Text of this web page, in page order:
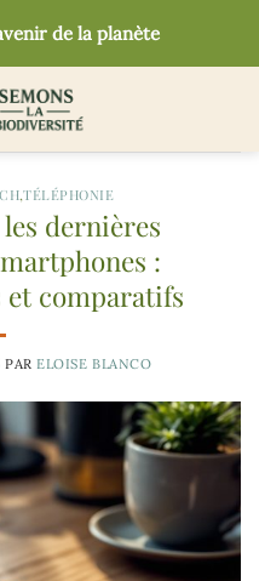
de la planète
,TÉLÉPHONIE
dernières
:
et comparatifs
PARELOISE BLANCO